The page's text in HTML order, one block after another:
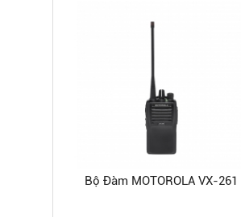
Bộ Đàm MOTOROLA VX-261